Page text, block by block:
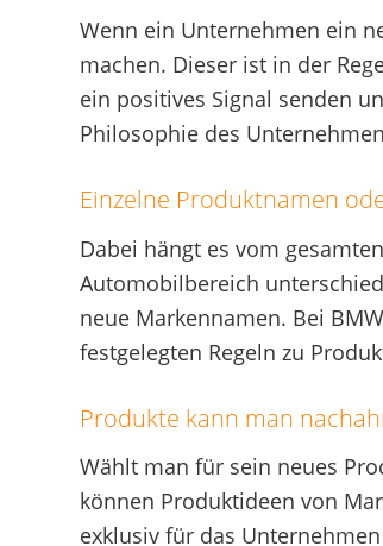
Wenn ein Unternehmen ein
machen. Dieser ist in der
ein positives Signal senden
Philosophie des
Einzelne Produktnamen
Dabei hängt es vom
Automobilbereich
neue Markennamen. Bei
festgelegten Regeln zu
Produkte kann man
Wählt man für sein neues
können Produktideen von
exklusiv für das